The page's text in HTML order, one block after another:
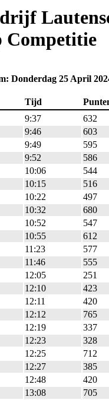
Competitie
25 April
Tijd
9:37
632
9:46
603
9:49
595
9:52
586
10:06
544
10:15
516
10:22
497
10:32
680
10:52
547
10:55
612
11:23
577
11:46
555
12:05
251
12:10
423
12:11
420
12:12
765
12:19
337
12:23
328
12:25
712
12:27
385
12:48
420
13:08
705